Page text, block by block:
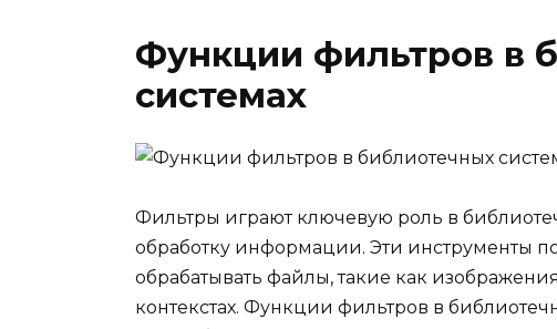
Функции фильтров в
системах
Фильтры играют ключевую роль в
обработку информации. Эти инструменты
обрабатывать файлы, такие как
контекстах. Функции фильтров в